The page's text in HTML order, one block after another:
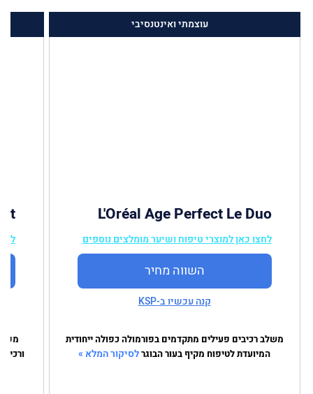
עוצמתי ואינטנסיבי
L'Oréal Age Perfect Le Duo
לחצו כאן למוצרי טיפוח ושיער מומלצים נוספים
השווה מחיר
קנה עכשיו ב-KSP
משלב רכיבים פעילים מתקדמים בפורמולה כפולה ייחודית
המיועדת לטיפוח מקיף בעור הבוגרלסיקור המלא »